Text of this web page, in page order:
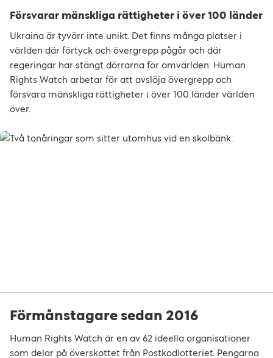
Försvarar mänskliga rättigheter i över 100 länder
Ukraina är tyvärr inte unikt. Det finns många platser i
världen där förtyck och övergrepp pågår och där
regeringar har stängt dörrarna för omvärlden. Human
Rights Watch arbetar för att avslöja övergrepp och
försvara mänskliga rättigheter i över 100 länder världen
över.
Förmånstagare sedan 2016
Human Rights Watch är en av 62 ideella organisationer
som delar på överskottet från Postkodlotteriet. Pengarna